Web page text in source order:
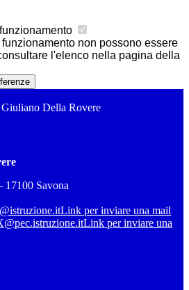
funzionamento non possono essere
l'elenco nella pagina della
Della Rovere
17100 Savona
Link per inviare una mail
Link per inviare una